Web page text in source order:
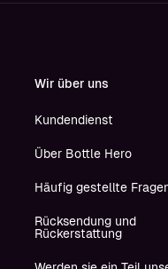
Wir über uns
Kundendienst
Über Bottle Hero
Häufig gestellte
Rücksendung und
Rückerstattung